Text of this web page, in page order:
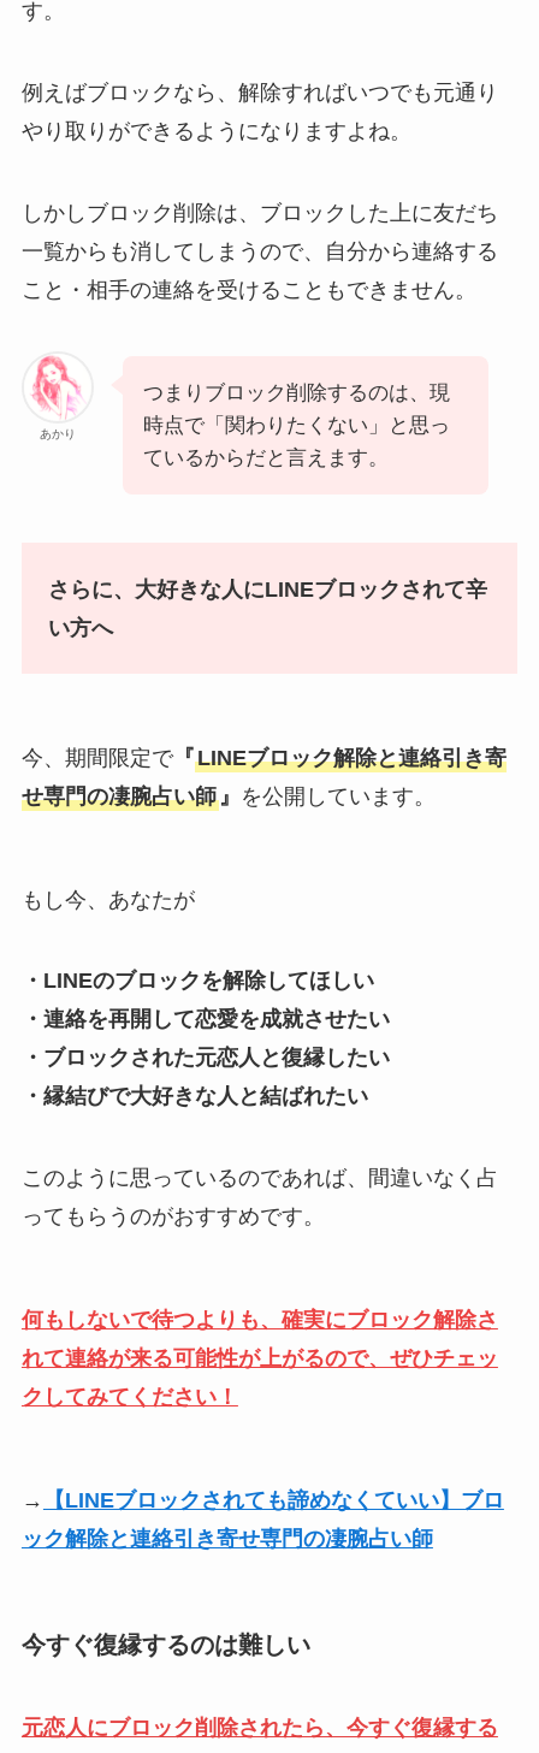
す。
例えばブロックなら、解除すればいつでも元通り
やり取りができるようになりますよね。
しかしブロック削除は、ブロックした上に友だち
一覧からも消してしまうので、自分から連絡する
こと・相手の連絡を受けることもできません。
あかり
つまりブロック削除するのは、現
時点で「関わりたくない」と思っ
ているからだと言えます。
さらに、大好きな人にLINEブロックされて辛
い方へ
今、期間限定で『LINEブロック解除と連絡引き寄
せ専門の凄腕占い師』 を公開しています。
もし今、あなたが
・LINEのブロックを解除してほしい
・連絡を再開して恋愛を成就させたい
・ブロックされた元恋人と復縁したい
・縁結びで大好きな人と結ばれたい
このように思っているのであれば、間違いなく占
ってもらうのがおすすめです。
何もしないで待つよりも、確実にブロック解除さ
れて連絡が来る可能性が上がるので、ぜひチェッ
クしてみてください！
→
【LINEブロックされても諦めなくていい】ブロ
ック解除と連絡引き寄せ専門の凄腕占い師
今すぐ復縁するのは難しい
元恋人にブロック削除されたら、今すぐ復縁する